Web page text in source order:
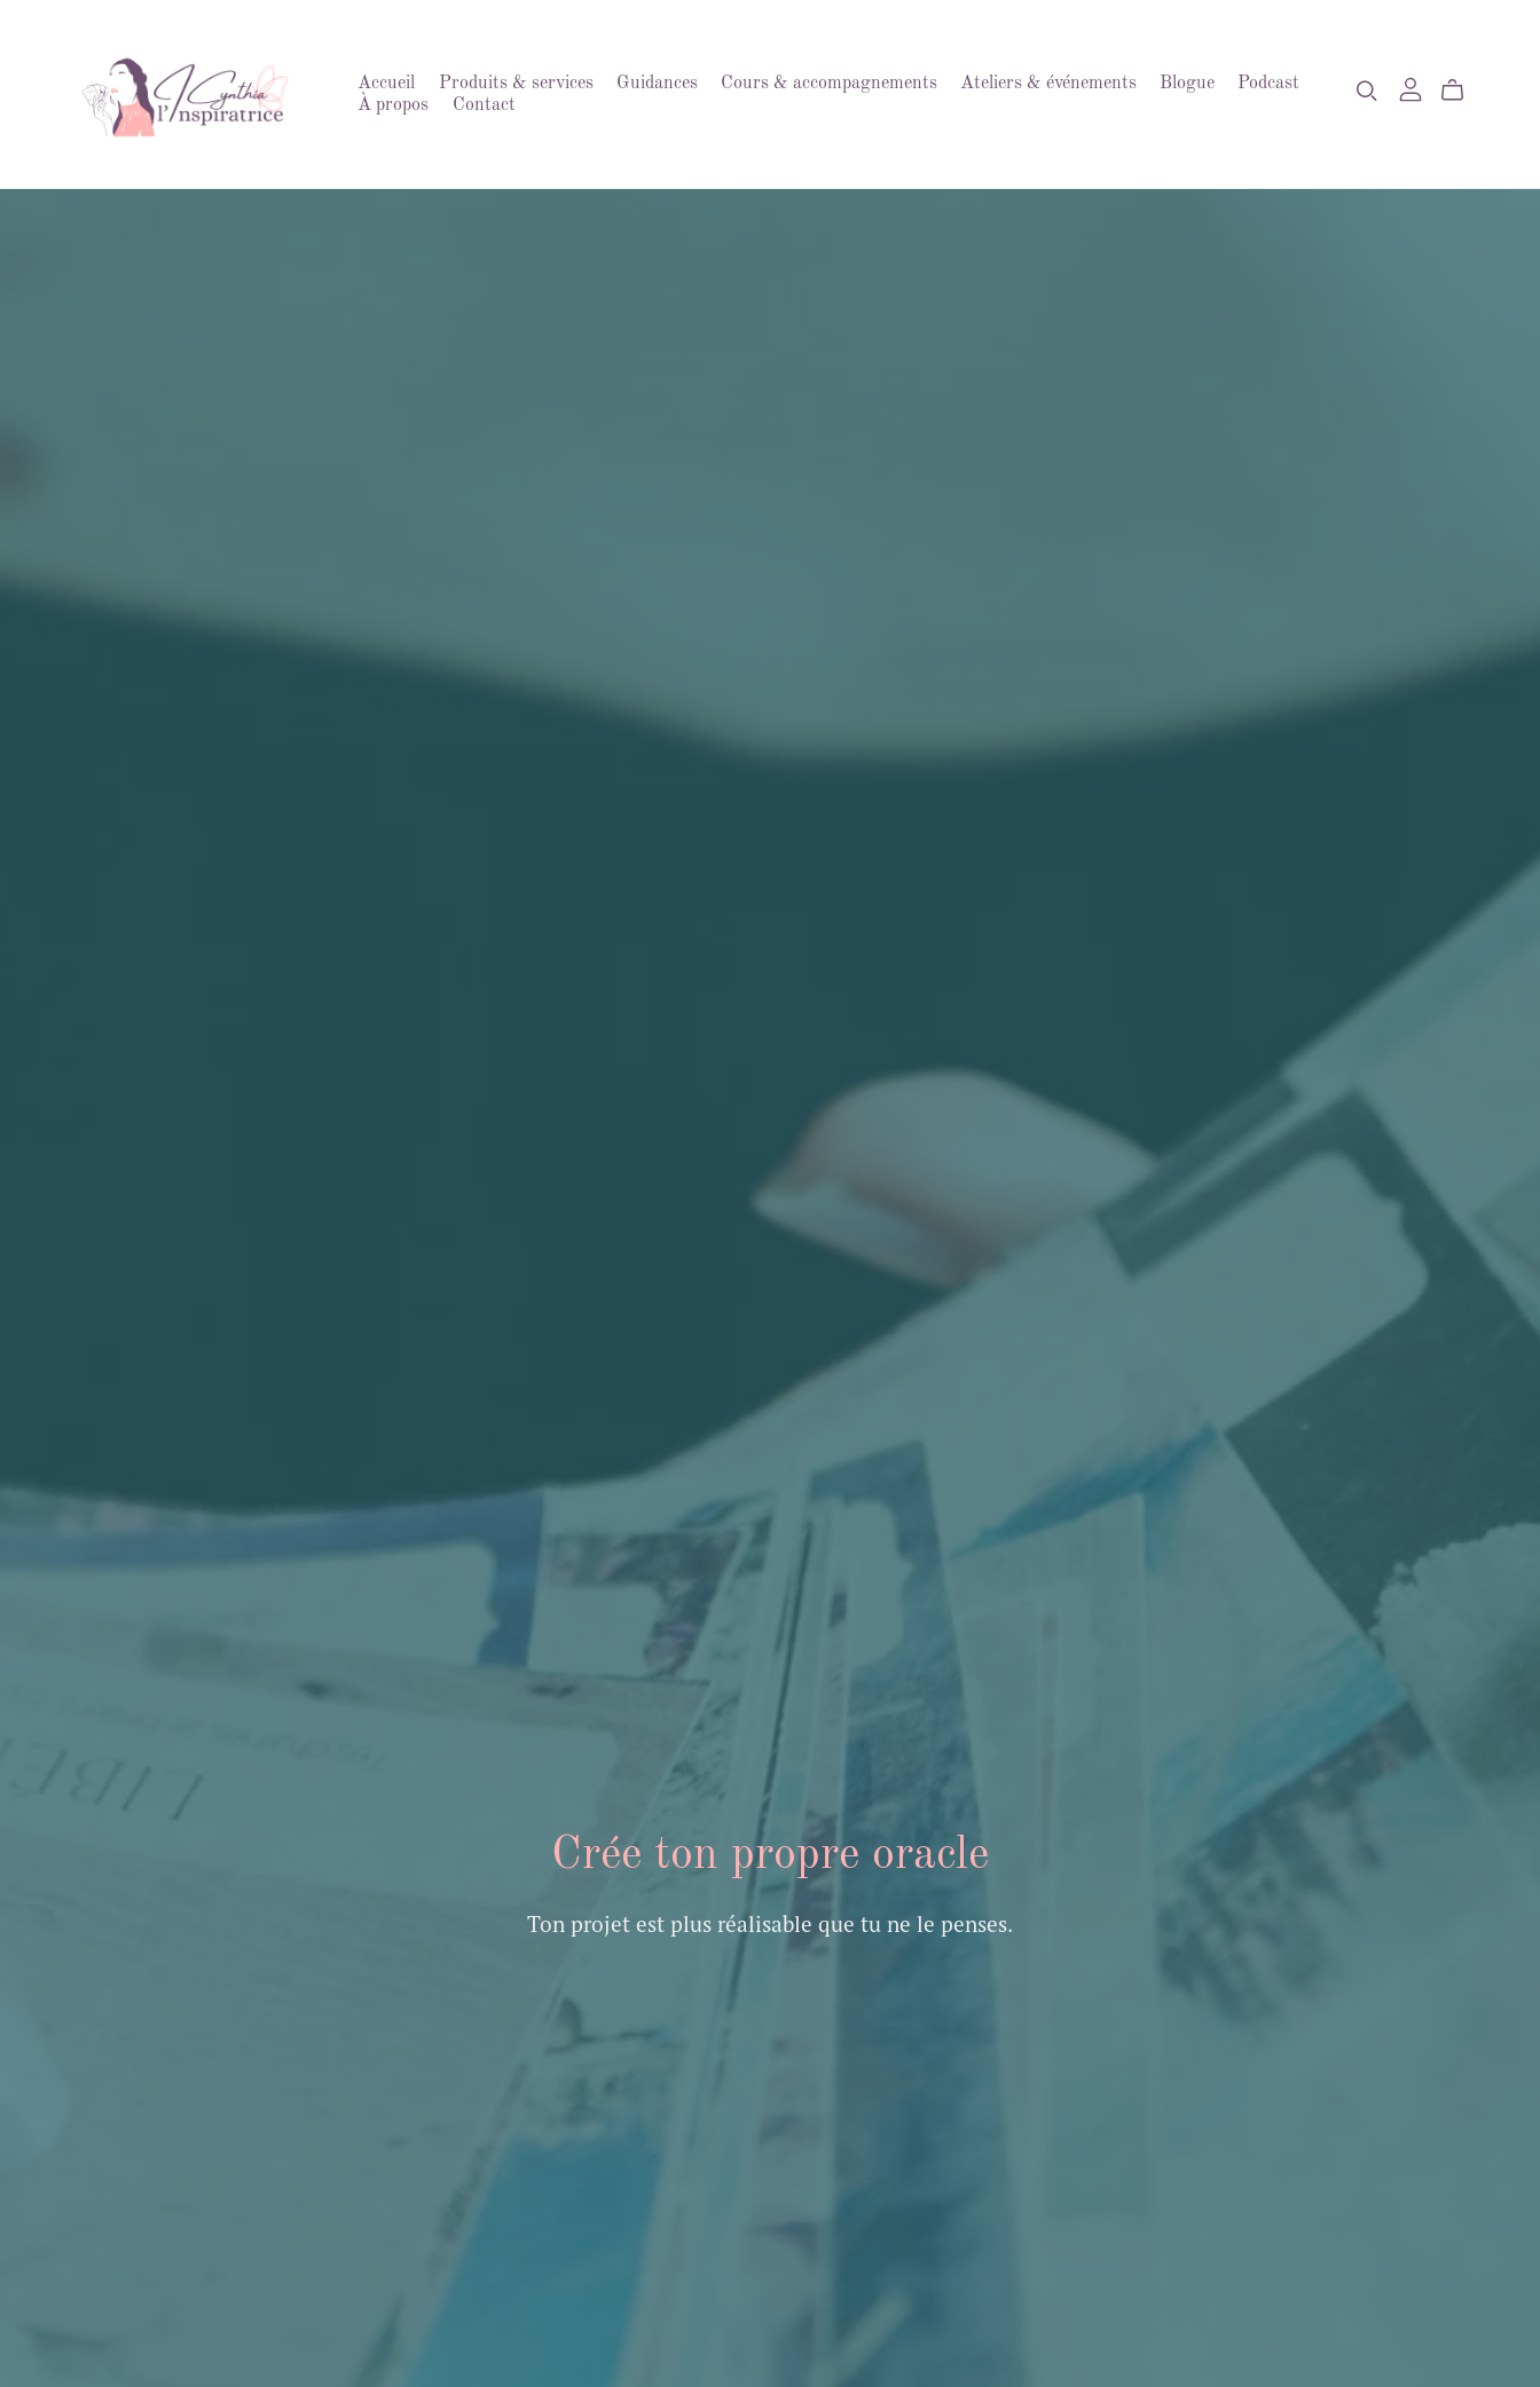
Accueil Produits & services Guidances Cours & accompagnements Ateliers & événements Blogue
Podcast
À propos
Contact
Crée ton propre oracle
Ton projet est plus réalisable que tu ne le penses.